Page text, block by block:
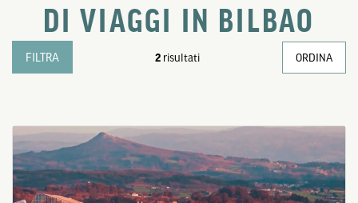
DI VIAGGI IN BILBAO
FILTRA 2 risultati ORDINA